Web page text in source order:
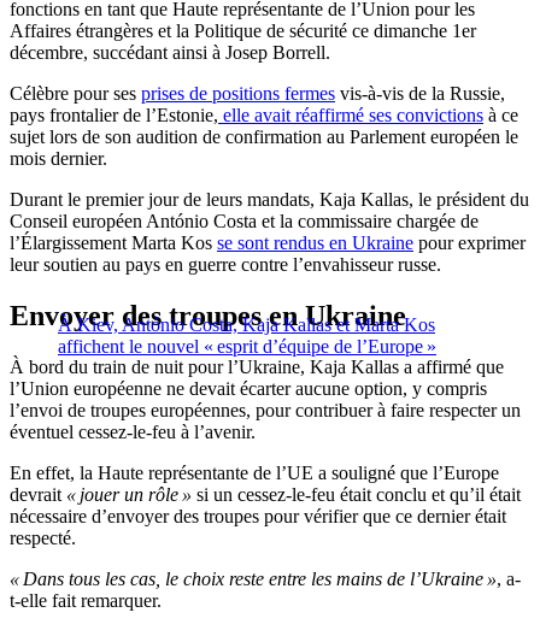
fonctions en tant que Haute représentante de l’Union pour les
Affaires étrangères et la Politique de sécurité ce dimanche 1er
décembre, succédant ainsi à Josep Borrell.
Célèbre pour ses prises de positions fermes vis-à-vis de la Russie,
pays frontalier de l’Estonie, elle avait réaffirmé ses convictions à ce
sujet lors de son audition de confirmation au Parlement européen le
mois dernier.
Durant le premier jour de leurs mandats, Kaja Kallas, le président du
Conseil européen António Costa et la commissaire chargée de
l’Élargissement Marta Kos se sont rendus en Ukraine pour exprimer
leur soutien au pays en guerre contre l’envahisseur russe.
À Kiev, António Costa, Kaja Kallas et Marta Kos
affichent le nouvel « esprit d’équipe de l’Europe »
Envoyer des troupes en Ukraine
À bord du train de nuit pour l’Ukraine, Kaja Kallas a affirmé que
l’Union européenne ne devait écarter aucune option, y compris
l’envoi de troupes européennes, pour contribuer à faire respecter un
éventuel cessez-le-feu à l’avenir.
En effet, la Haute représentante de l’UE a souligné que l’Europe
devrait « jouer un rôle » si un cessez-le-feu était conclu et qu’il était
nécessaire d’envoyer des troupes pour vérifier que ce dernier était
respecté.
« Dans tous les cas, le choix reste entre les mains de l’Ukraine », a-
t-elle fait remarquer.